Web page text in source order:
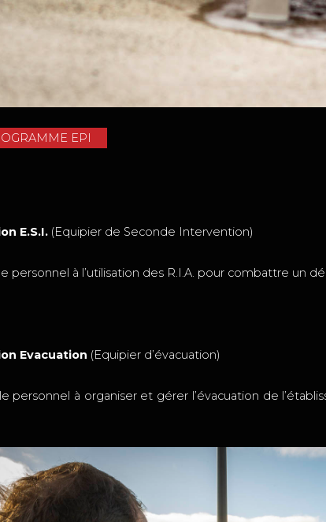
EPI
E.S.I. (Equipier de Seconde Intervention)
personnel à l’utilisation des R.I.A. pour combattre un
Evacuation (Equipier d’évacuation)
personnel à organiser et gérer l’évacuation de